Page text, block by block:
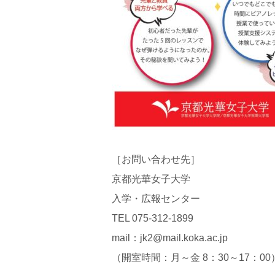
［お問い合わせ先］
京都光華女子大学
入学・広報センター
TEL 075-312-1899
mail：jk2@mail.koka.ac.jp
（開室時間：月～金 8：30～17：00